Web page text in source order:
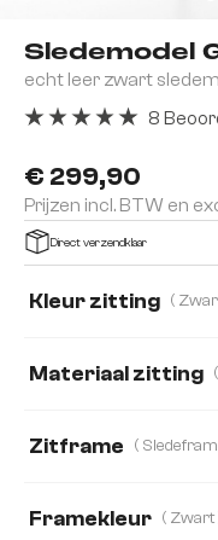
Sledemodel
echt leer zwart
€ 299,90
Prijzen incl. BTW en
8
Direct verzendklaar
Kleur zitting
Materiaal zitting
Microvezelmateriaal
Zitframe
Framekleur